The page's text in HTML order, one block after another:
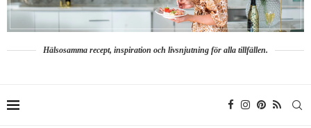
Hälsosamma recept, inspiration och livsnjutning för alla tillfällen.